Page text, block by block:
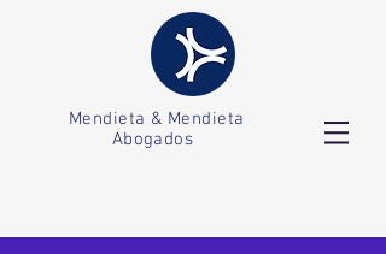
Mendieta & Mendieta
Abogados